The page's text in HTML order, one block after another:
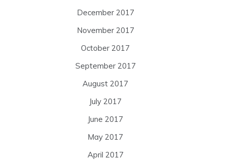
December 2017
November 2017
October 2017
September 2017
August 2017
July 2017
June 2017
May 2017
April 2017